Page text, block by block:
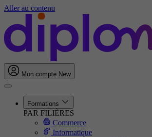
Aller au contenu
Mon compte New
Formations
PAR FILIÈRES
Commerce
Informatique